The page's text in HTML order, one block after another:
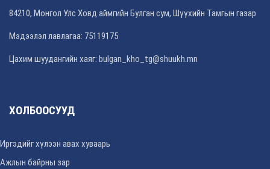
84210, Монгол Улс Ховд аймгийн Булган сум, Шүүхийн Тамгын газар
Мэдээлэл лавлагаа: 75119175
Цахим шуудангийн хаяг: bulgan_kho_tg@shuukh.mn
ХОЛБООСУУД
Иргэдийг хүлээн авах хуваарь
Ажлын байрны зар